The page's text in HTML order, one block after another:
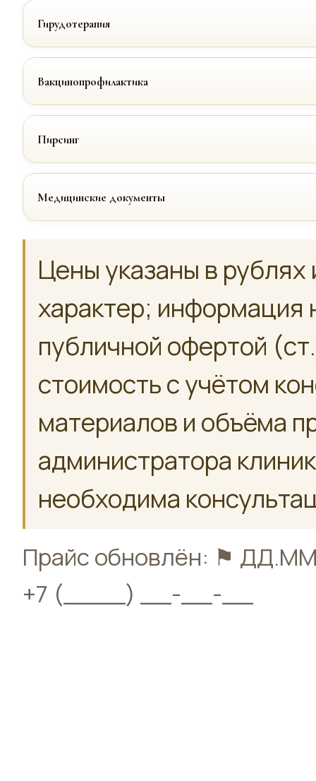
Гирудотерапия
Вакцинопрофилактика
Пирсинг
Медицинские документы
Цены указаны в
характер; информация
публичной офертой
стоимость с учётом
материалов и объёма
администратора
необходима
Прайс обновлён: ⚑
+7 (____) __-__-__